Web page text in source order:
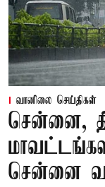
வானிலை செய்திகள்
சென்னை,
சென்னை